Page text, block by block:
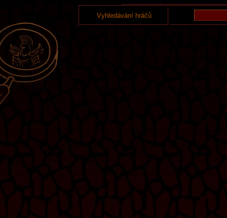
Vyhledávání hráčů